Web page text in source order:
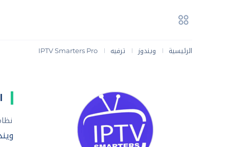
الرئيسية | ويندوز | ترفيه |
IPTV Smarters Pro
ويندوز 7